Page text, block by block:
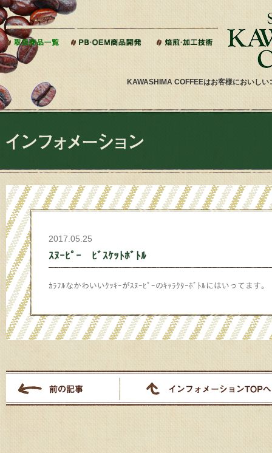
KAWASHIMA COFFEEはお客様においし
本文へジャンプ
2017.05.25
ｽﾇｰﾋﾟｰ ﾋﾞｽｹｯﾄﾎﾞﾄﾙ
ｶﾗﾌﾙなかわいいｸｯｷｰがｽﾇｰﾋﾟｰのｷｬﾗｸﾀｰﾎﾞﾄﾙにはいってます。